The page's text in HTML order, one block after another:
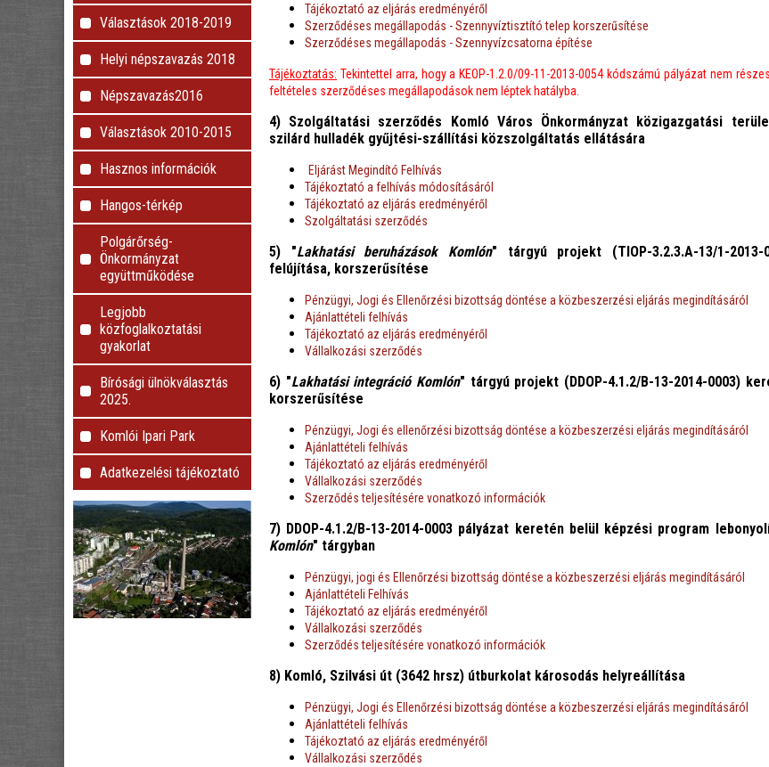
Választások 2018-2019
Helyi népszavazás 2018
Népszavazás2016
Választások 2010-2015
Hasznos információk
Hangos-térkép
Polgárőrség-
Önkormányzat
együttműködése
Legjobb
közfoglalkoztatási
gyakorlat
Bírósági ülnökválasztás
2025.
Komlói Ipari Park
Adatkezelési tájékoztató
Tájékoztató az eljárás eredményéről
Szerződéses megállapodás - Szennyvíztisztító telep korszerűsítése
Szerződéses megállapodás - Szennyvízcsatorna építése
Tájékoztatás: Tekintettel arra, hogy a KEOP-1.2.0/09-11-2013-0054 kódszámú pályázat nem
feltételes szerződéses megállapodások nem léptek hatályba.
4) Szolgáltatási szerződés Komló Város Önkormányzat közigazgatási
szilárd hulladék gyűjtési-szállítási közszolgáltatás ellátására
Eljárást Megindító Felhívás
Tájékoztató a felhívás módosításáról
Tájékoztató az eljárás eredményéről
Szolgáltatási szerződés
5) "Lakhatási beruházások Komlón" tárgyú projekt (TIOP-3.2.3.A-13/1-
felújítása, korszerűsítése
Pénzügyi, Jogi és Ellenőrzési bizottság döntése a közbeszerzési eljárás megindításáról
Ajánlattételi felhívás
Tájékoztató az eljárás eredményéről
Vállalkozási szerződés
6) "Lakhatási integráció Komlón" tárgyú projekt (DDOP-4.1.2/B-13-2014-0003)
korszerűsítése
Pénzügyi, Jogi és ellenőrzési bizottság döntése a közbeszerzési eljárás megindításáról
Ajánlattételi felhívás
Tájékoztató az eljárás eredményéről
Vállalkozási szerződés
Szerződés teljesítésére vonatkozó információk
7) DDOP-4.1.2/B-13-2014-0003 pályázat keretén belül képzési program
Komlón" tárgyban
Pénzügyi, jogi és Ellenőrzési bizottság döntése a közbeszerzési eljárás megindításáról
Ajánlattételi Felhívás
Tájékoztató az eljárás eredményéről
Vállalkozási szerződés
Szerződés teljesítésére vonatkozó információk
8) Komló, Szilvási út (3642 hrsz) útburkolat károsodás helyreállítása
Pénzügyi, Jogi és Ellenőrzési bizottság döntése a közbeszerzési eljárás megindításáról
Ajánlattételi felhívás
Tájékoztató az eljárás eredményéről
Vállalkozási szerződés